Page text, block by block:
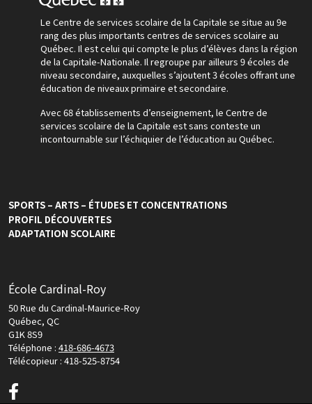
Le Centre de services scolaire de la Capitale se situe au 9e
rang des plus importants centres de services scolaire au
Québec. Il est celui qui compte le plus d’élèves dans la région
de la Capitale-Nationale. Il regroupe par ailleurs 9 écoles de
niveau secondaire, auxquelles s’ajoutent 3 écoles offrant une
éducation de niveaux primaire et secondaire.
Avec 68 établissements d’enseignement, le Centre de
services scolaire de la Capitale est sans conteste un
incontournable sur l’échiquier de l’éducation au Québec.
SPORTS – ARTS – ÉTUDES ET CONCENTRATIONS
PROFIL DÉCOUVERTES
ADAPTATION SCOLAIRE
École Cardinal-Roy
50 Rue du Cardinal-Maurice-Roy
Québec, QC
G1K 8S9
Téléphone : 418-686-4673
Télécopieur : 418-525-8754
Facebook